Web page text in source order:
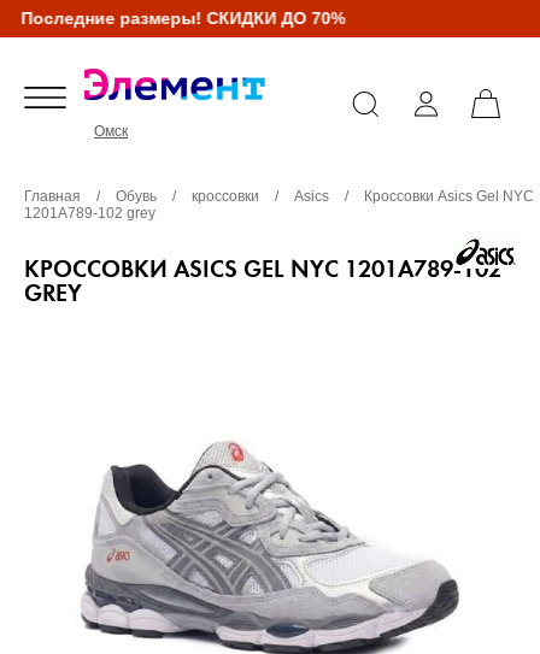
Последние размеры! СКИДКИ ДО 70%
Омск
Главная / Обувь / кроссовки / Asics /
Кроссовки Asics Gel NYC
1201A789-102 grey
КРОССОВКИ ASICS GEL NYC 1201A789-102
GREY